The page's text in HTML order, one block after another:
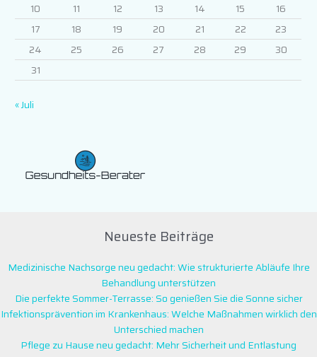
10
11 12 13 14 15
16
17
18 19 20 21 22
23
24
25 26 27 28 29
30
31
« Juli
Neueste Beiträge
Medizinische Nachsorge neu gedacht: Wie strukturierte Abläufe Ihre
Behandlung unterstützen
Die perfekte Sommer-Terrasse: So genießen Sie die Sonne sicher
Infektionsprävention im Krankenhaus: Welche Maßnahmen wirklich den
Unterschied machen
Pflege zu Hause neu gedacht: Mehr Sicherheit und Entlastung